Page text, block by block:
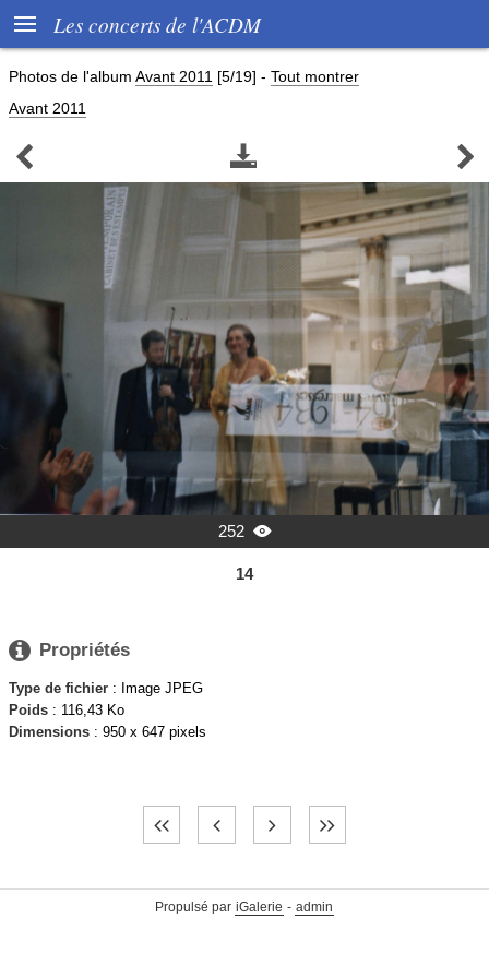
 Les concerts de l'ACDM
Photos de l'album Avant 2011 [5/19] - Tout montrer
Avant 2011
  
252 
14
 Propriétés
Type de fichier : Image JPEG
Poids : 116,43 Ko
Dimensions : 950 x 647 pixels
Propulsé par iGalerie - admin